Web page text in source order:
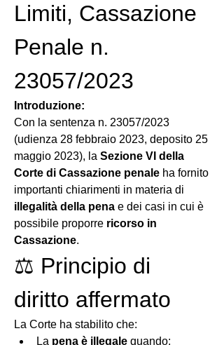
Limiti, Cassazione
Penale n.
23057/2023
Introduzione:
Con la sentenza n. 23057/2023
(udienza 28 febbraio 2023, deposito 25
maggio 2023), la Sezione VI della
Corte di Cassazione penale ha fornito
illegalità della pena e dei casi in cui è
possibile proporre ricorso in
Cassazione.
⚖️ Principio di
diritto affermato
La Corte ha stabilito che:
La pena è illegale quando: